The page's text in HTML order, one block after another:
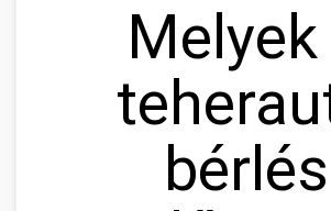
Melyek
bérlés